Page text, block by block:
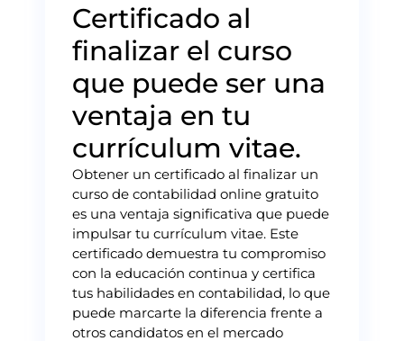
Certificado al
finalizar el curso
que puede ser una
ventaja en tu
currículum vitae.
Obtener un certificado al finalizar un
curso de contabilidad online gratuito
es una ventaja significativa que puede
impulsar tu currículum vitae. Este
certificado demuestra tu compromiso
con la educación continua y certifica
tus habilidades en contabilidad, lo que
puede marcarte la diferencia frente a
otros candidatos en el mercado